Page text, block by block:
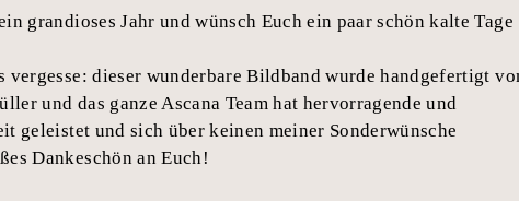
grandioses Jahr und wünsch Euch ein paar schön kalte Tage
vergesse: dieser wunderbare Bildband wurde handgefertigt
und das ganze Ascana Team hat hervorragende und
geleistet und sich über keinen meiner Sonderwünsche
Dankeschön an Euch!